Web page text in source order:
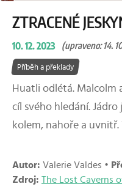
ZTRACENÉ
10. 12. 2023 (upraveno: 14.
Příběh a překlady
Huatli odlétá. Malcolm
cíl svého hledání.
kolem, nahoře a
Autor: Valerie Valdes •
Zdroj: The Lost Caverns